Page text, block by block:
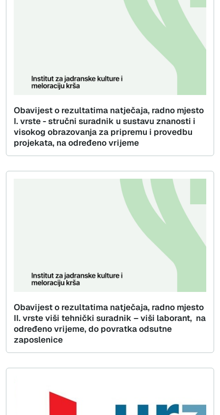
Obavijest o rezultatima natječaja, radno mjesto
I. vrste - stručni suradnik u sustavu znanosti i
visokog obrazovanja za pripremu i provedbu
projekata, na određeno vrijeme
Obavijest o rezultatima natječaja, radno mjesto
II. vrste viši tehnički suradnik – viši laborant, na
određeno vrijeme, do povratka odsutne
zaposlenice